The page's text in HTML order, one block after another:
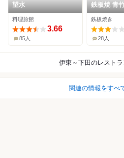
望水
料理旅館
3.66
85人
鉄板焼 青
鉄板焼き
28人
伊東～下田 のレスト
関連の情報をすべ